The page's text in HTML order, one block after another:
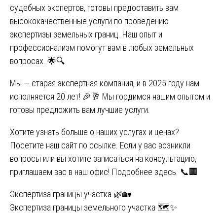
судебных экспертов, готовы предоставить вам
высококачественные услуги по проведению
экспертизы земельных границ. Наш опыт и
профессионализм помогут вам в любых земельных
вопросах. 🌟🔍
Мы — старая экспертная компания, и в 2025 году нам
исполняется 20 лет! 🎉🥂 Мы гордимся нашим опытом и
готовы предложить вам лучшие услуги.
Хотите узнать больше о наших услугах и ценах?
Посетите наш сайт по ссылке . Если у вас возникли
вопросы или вы хотите записаться на консультацию,
приглашаем вас в наш офис! Подробнее здесь . 📞🏢
Навигация
Экспертиза границы участка 🌿🏡
Экспертиза границы земельного участка 🗺️✨